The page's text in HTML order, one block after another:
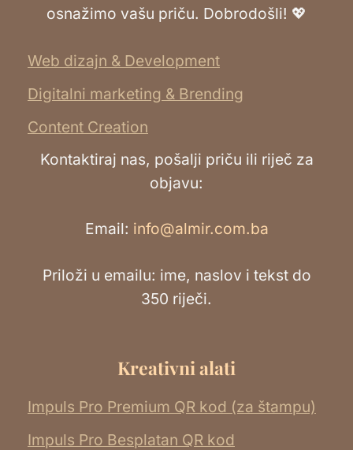
osnažimo vašu priču. Dobrodošli! 💖
Web dizajn & Development
Digitalni marketing & Brending
Content Creation
Kontaktiraj nas, pošalji priču ili riječ za
objavu:
Email: info@almir.com.ba
Priloži u emailu: ime, naslov i tekst do
350 riječi.
Kreativni alati
Impuls Pro Premium QR kod (za štampu)
Impuls Pro Besplatan QR kod